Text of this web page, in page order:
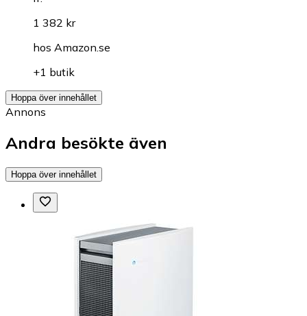
1 382 kr
hos Amazon.se
+1 butik
Hoppa över innehållet
Annons
Andra besökte även
Hoppa över innehållet